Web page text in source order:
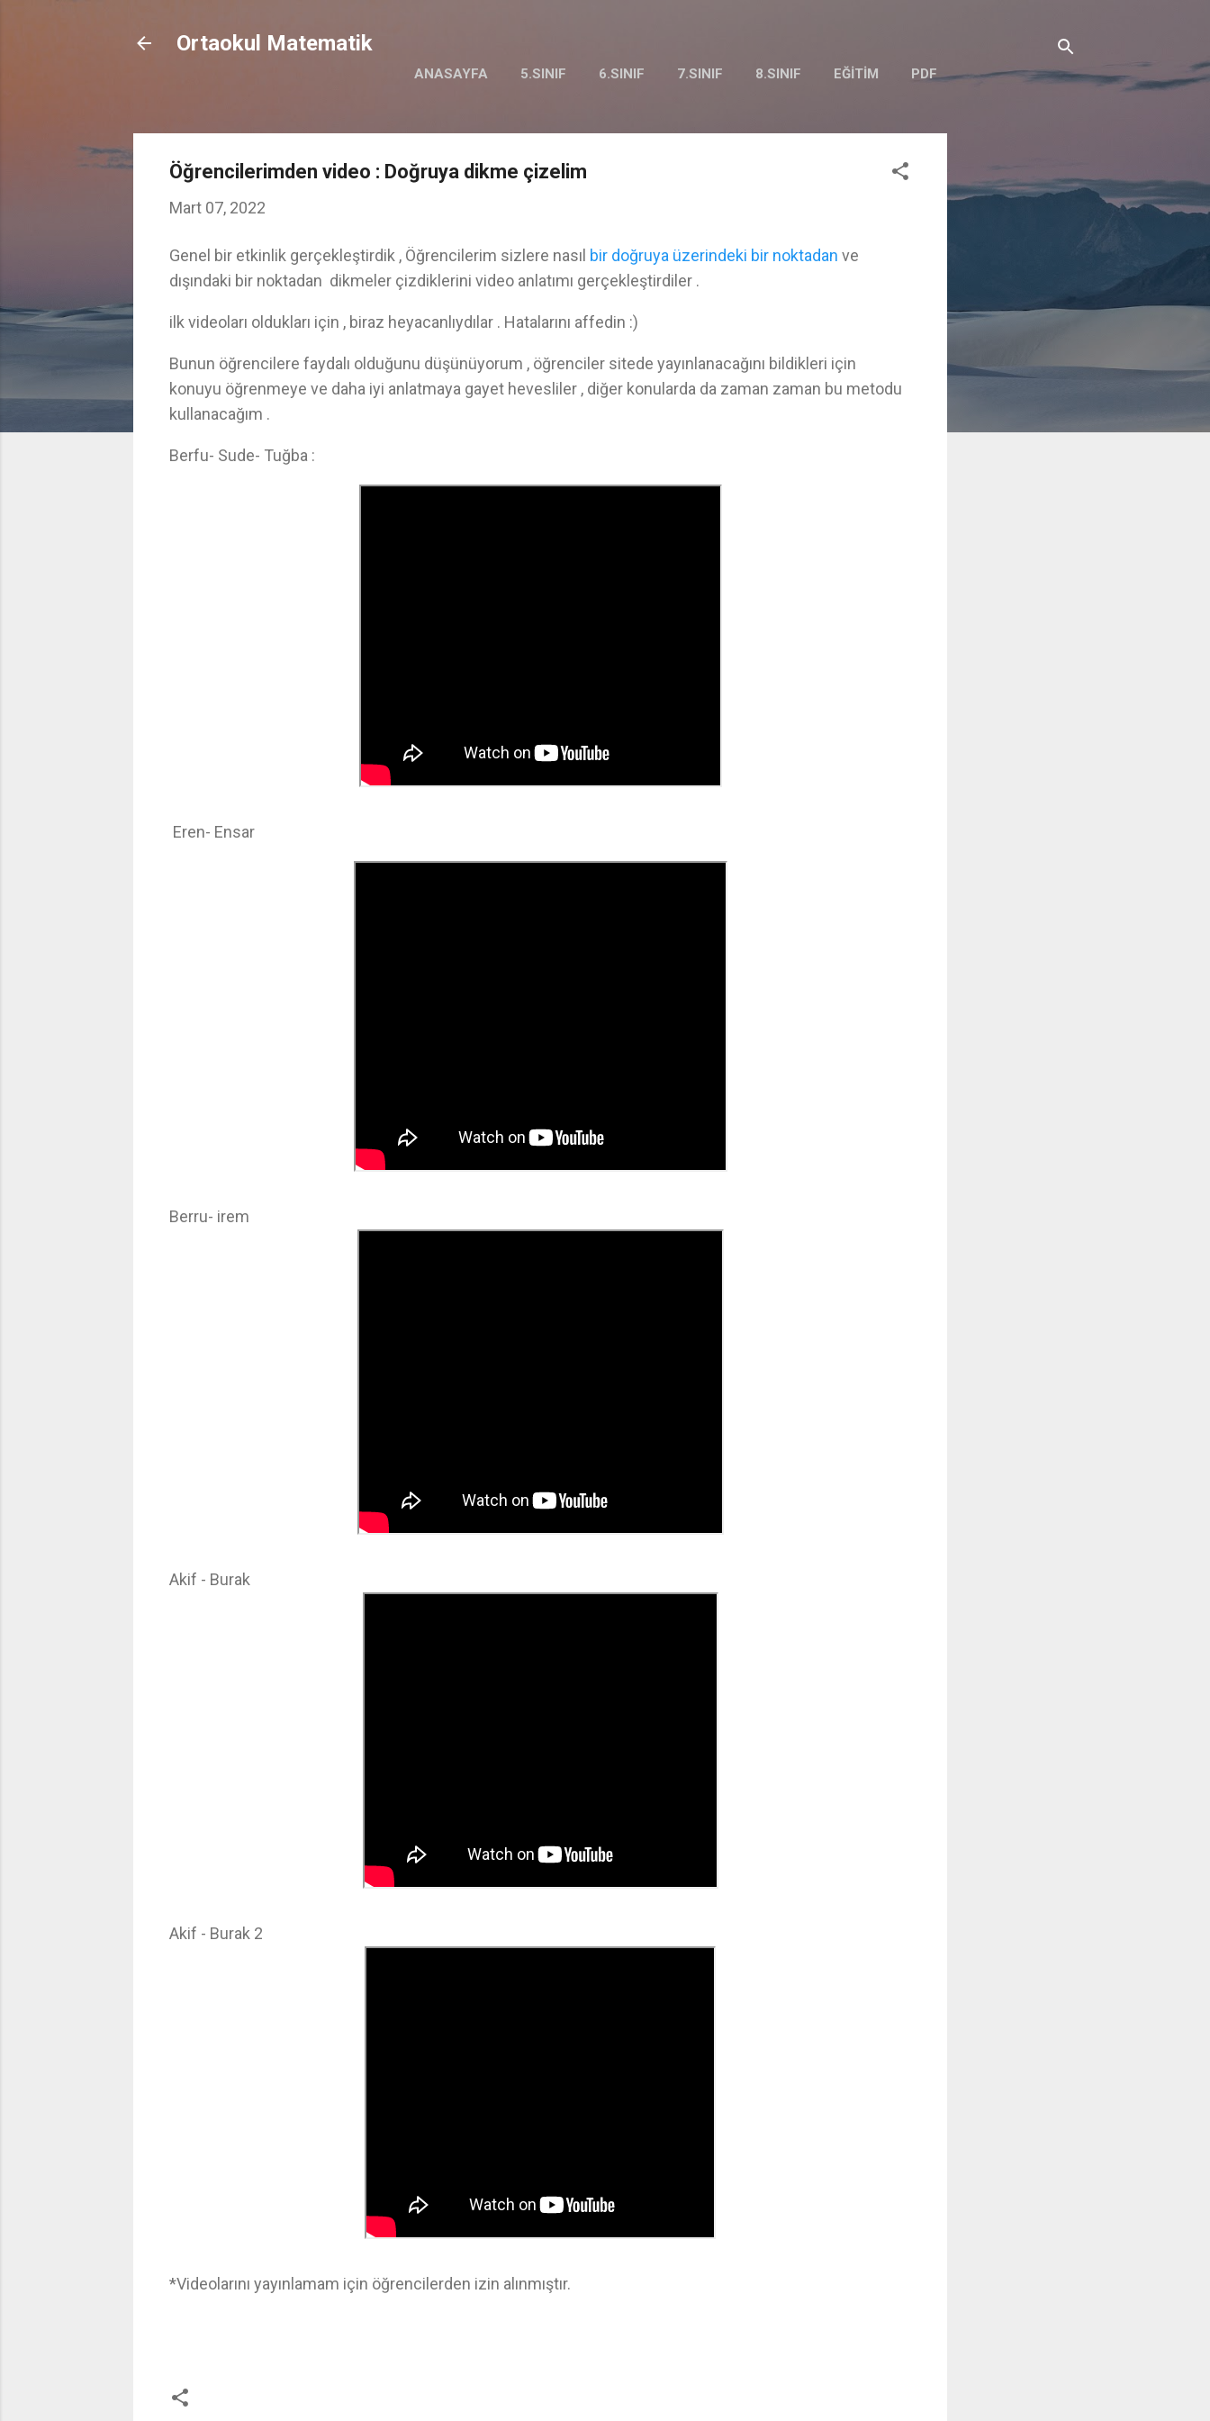
Ortaokul Matematik
ANASAYFA 5.SINIF 6.SINIF 7.SINIF 8.SINIF EĞITIM PDF
Öğrencilerimden video : Doğruya dikme çizelim
Mart 07, 2022
Genel bir etkinlik gerçekleştirdik , Öğrencilerim sizlere nasıl bir doğruya üzerindeki bir noktadan ve
dışındaki bir noktadan dikmeler çizdiklerini video anlatımı gerçekleştirdiler .
ilk videoları oldukları için , biraz heyacanlıydılar . Hatalarını affedin :)
Bunun öğrencilere faydalı olduğunu düşünüyorum , öğrenciler sitede yayınlanacağını bildikleri için
konuyu öğrenmeye ve daha iyi anlatmaya gayet hevesliler , diğer konularda da zaman zaman bu metodu
kullanacağım .
Berfu- Sude- Tuğba :
Eren- Ensar
Berru- irem
Akif - Burak
Akif - Burak 2
*Videolarını yayınlamam için öğrencilerden izin alınmıştır.